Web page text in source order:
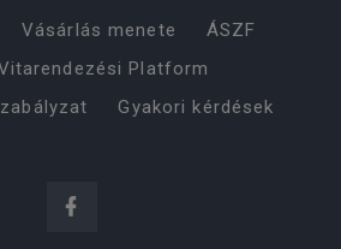
Vásárlás menete
ÁSZF
Platform
Gyakori kérdések